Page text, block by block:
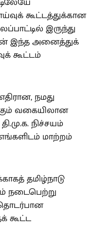
கூட்டத்துக்கான
இருந்து
இந்த அனைத்துக்
கூட்டம்
நமது
வகையிலான
நிச்சயம்
மாற்றம்
தமிழ்நாடு
நடைபெற்று
கூட்ட